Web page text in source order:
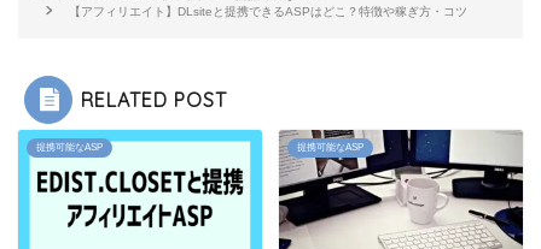
【アフィリエイト】DLsiteと提携できるASPはどこ？特徴や稼ぎ方・コツ
RELATED POST
提携可能なASP 提携可能なASP